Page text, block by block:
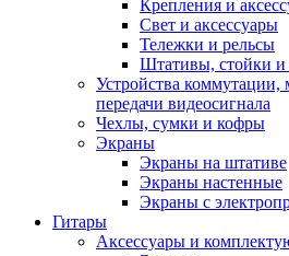
Крепления и
Свет и аксессуары
Тележки и рельсы
Штативы, стойки и
Устройства коммутации,
передачи видеосигнала
Чехлы, сумки и кофры
Экраны
Экраны на штативе
Экраны настенные
Экраны с
Гитары
Аксессуары и